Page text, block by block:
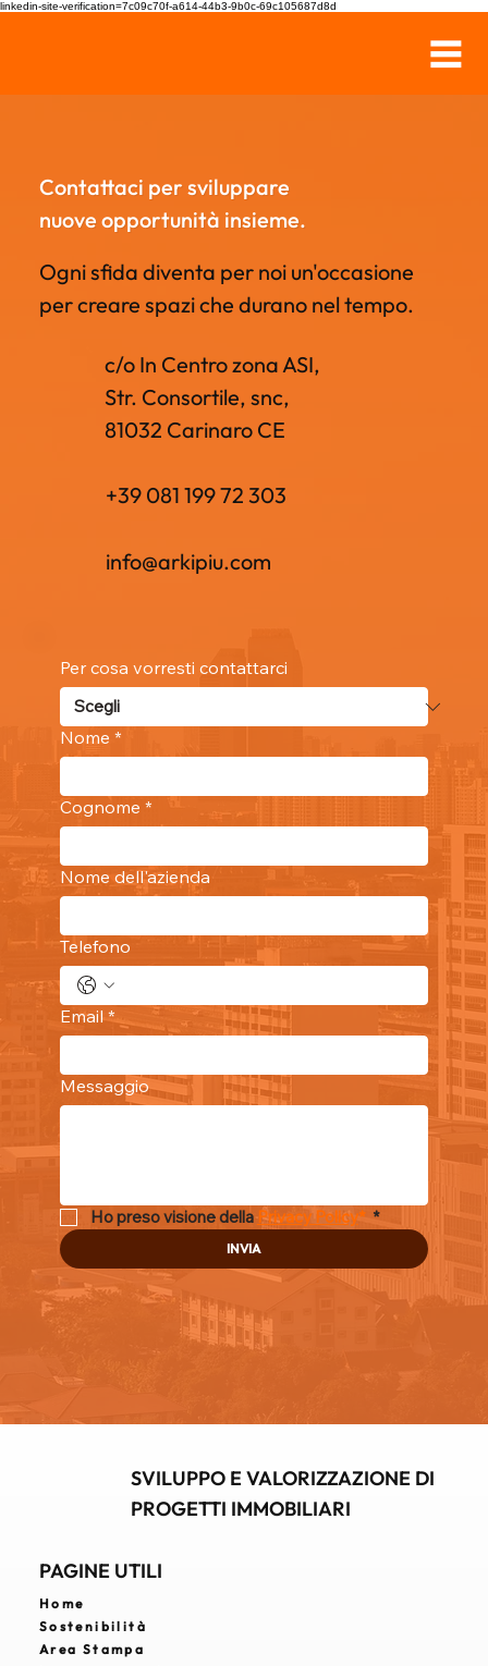
linkedin-site-verification=7c09c70f-a614-44b3-9b0c-69c105687d8d
Contattaci per sviluppare
nuove opportunità insieme.
Ogni sfida diventa per noi un'occasione
per creare spazi che durano nel tempo.
c/o In Centro zona ASI,
Str. Consortile, snc,
81032 Carinaro CE
+39 081 199 72 303
info@arkipiu.com
Per cosa vorresti contattarci
Nome *
Cognome *
Nome dell'azienda
Telefono
Email *
Messaggio
Ho preso visione della Privacy Policy* *
INVIA
SVILUPPO E VALORIZZAZIONE DI
PROGETTI IMMOBILIARI
PAGINE UTILI
Home
Sostenibilità
Area Stampa